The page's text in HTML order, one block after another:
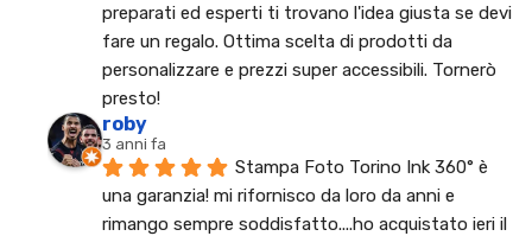
preparati ed esperti ti trovano l'idea giusta se devi
fare un regalo. Ottima scelta di prodotti da
personalizzare e prezzi super accessibili. Tornerò
presto!
roby
3 anni fa
Stampa Foto Torino Ink 360° è
una garanzia! mi rifornisco da loro da anni e
rimango sempre soddisfatto....ho acquistato ieri il